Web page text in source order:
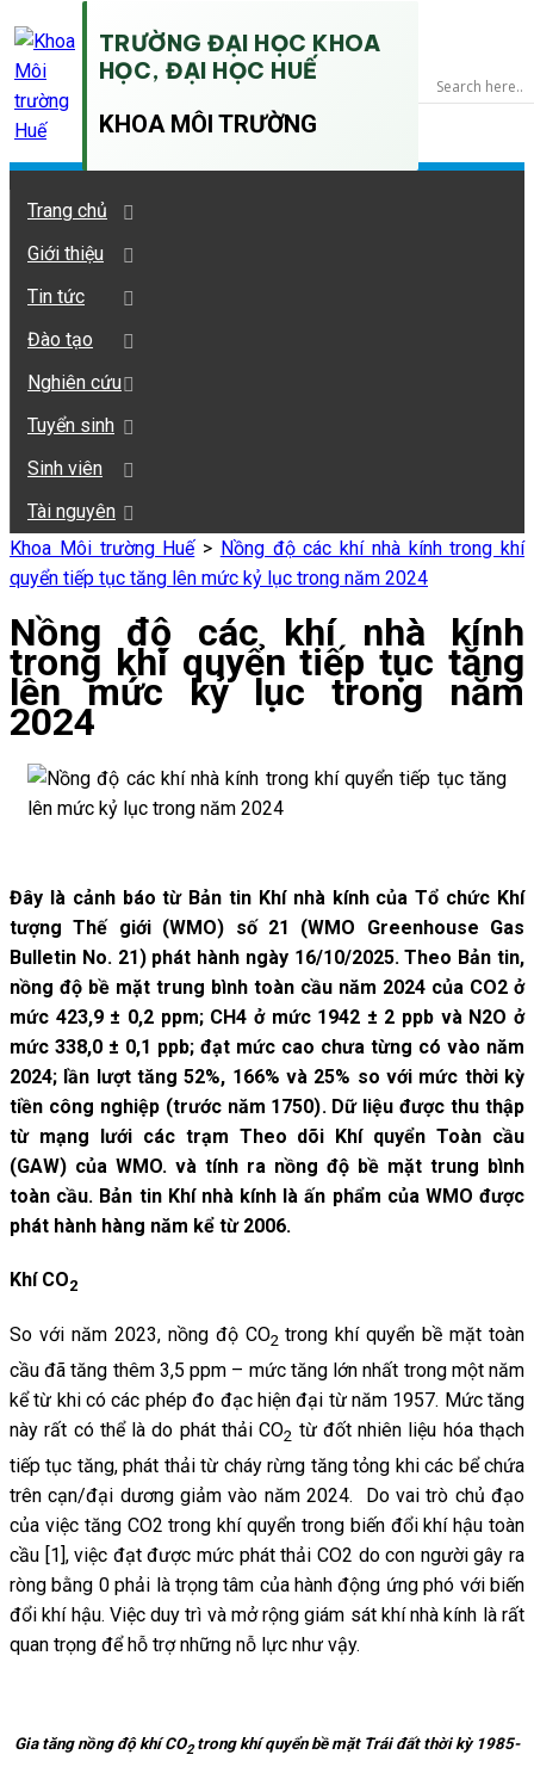
TRƯỜNG ĐẠI HỌC KHOA
HỌC, ĐẠI HỌC HUẾ
KHOA MÔI TRƯỜNG
Trang chủ
Giới thiệu
Tin tức
Đào tạo
Nghiên cứu
Tuyển sinh
Sinh viên
Tài nguyên
Khoa Môi trường Huế> Nồng độ các khí nhà kính trong khí
quyển tiếp tục tăng lên mức kỷ lục trong năm 2024
Nồng độ các khí nhà kính
trong khí quyển tiếp tục tăng
lên mức kỷ lục trong năm
2024
Đây là cảnh báo từ Bản tin Khí nhà kính của Tổ chức Khí
tượng Thế giới (WMO) số 21 (WMO Greenhouse Gas
Bulletin No. 21) phát hành ngày 16/10/2025. Theo Bản tin,
nồng độ bề mặt trung bình toàn cầu năm 2024 của CO2 ở
mức 423,9 ± 0,2 ppm; CH4 ở mức 1942 ± 2 ppb và N2O ở
mức 338,0 ± 0,1 ppb; đạt mức cao chưa từng có vào năm
2024; lần lượt tăng 52%, 166% và 25% so với mức thời kỳ
tiền công nghiệp (trước năm 1750). Dữ liệu được thu thập
từ mạng lưới các trạm Theo dõi Khí quyển Toàn cầu
(GAW) của WMO. và tính ra nồng độ bề mặt trung bình
toàn cầu. Bản tin Khí nhà kính là ấn phẩm của WMO được
phát hành hàng năm kể từ 2006.
Khí CO2
So với năm 2023, nồng độ CO2 trong khí quyển bề mặt toàn
cầu đã tăng thêm 3,5 ppm – mức tăng lớn nhất trong một năm
kể từ khi có các phép đo đạc hiện đại từ năm 1957. Mức tăng
này rất có thể là do phát thải CO2 từ đốt nhiên liệu hóa thạch
tiếp tục tăng, phát thải từ cháy rừng tăng tỏng khi các bể chứa
trên cạn/đại dương giảm vào năm 2024. Do vai trò chủ đạo
của việc tăng CO2 trong khí quyển trong biến đổi khí hậu toàn
cầu [1], việc đạt được mức phát thải CO2 do con người gây ra
ròng bằng 0 phải là trọng tâm của hành động ứng phó với biến
đổi khí hậu. Việc duy trì và mở rộng giám sát khí nhà kính là rất
quan trọng để hỗ trợ những nỗ lực như vậy.
Gia tăng nồng độ khí CO2trong khí quyển bề mặt Trái đất thời kỳ 1985-